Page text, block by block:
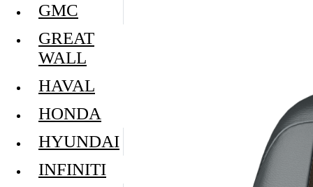
GMC
GREAT
WALL
HAVAL
HONDA
HYUNDAI
INFINITI